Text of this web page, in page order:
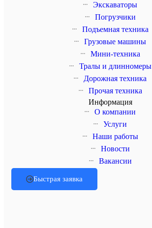
Экскаваторы
Погрузчики
Подъемная техника
Грузовые машины
Мини-техника
Тралы и длинномеры
Дорожная техника
Прочая техника
Информация
О компании
Услуги
Наши работы
Новости
Вакансии
Быстрая заявка